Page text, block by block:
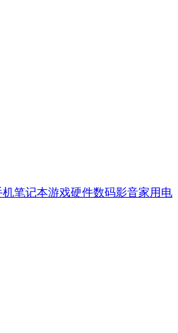
机笔记本游戏硬件数码影音家用电